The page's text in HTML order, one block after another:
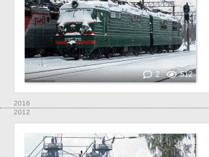
2 512
2016
2012